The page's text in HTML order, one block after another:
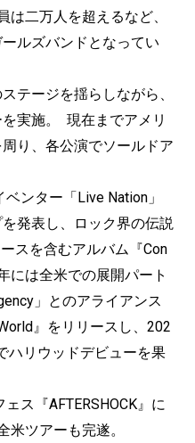
二万人を超えるなど、
ルズバンドとなってい
テージを揺らしながら、
実施。 現在までアメリ
り、各公演でソールドア
ンター「Live Nation」
発表し、ロック界の伝説
スを含むアルバム『Con
には全米での展開パート
」とのアライアンス
』をリリースし、202
ハリウッドデビューを果
ス『AFTERSHOCK』に
米ツアーも完遂。